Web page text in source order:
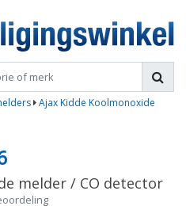
Ajax Kidde Koolmonoxide
melder / CO detector